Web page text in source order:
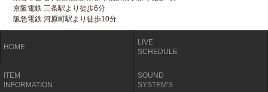
京阪電鉄 三条駅より徒歩6分
阪急電鉄 河原町駅より徒歩10分
HOME
LIVE
SCHEDULE
ITEM
INFORMATION
SOUND
SYSTEM'S